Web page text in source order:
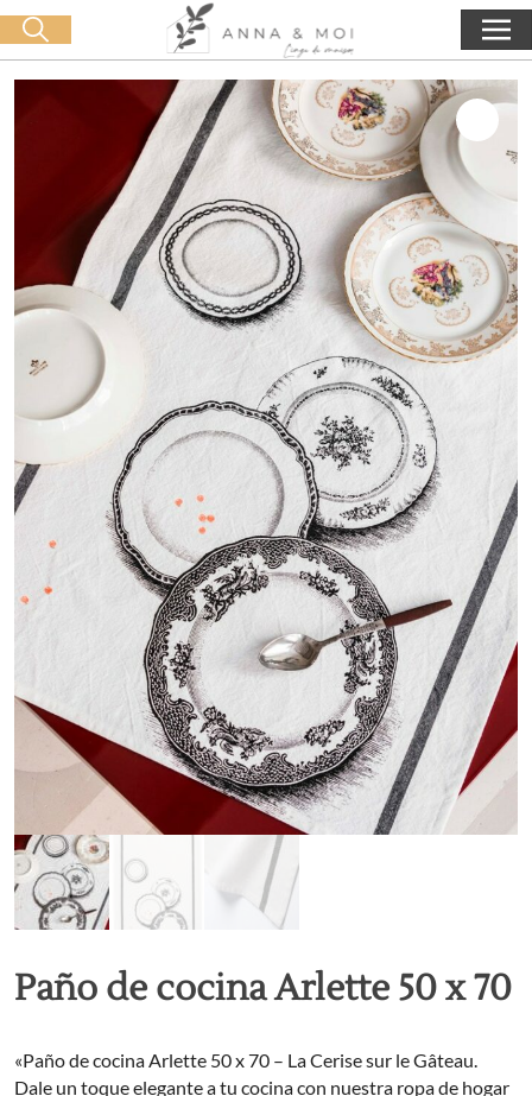
Oferta de entrega a partir de 60€ de compra 0,00€
Iniciar búsqueda
Paño de cocina Arlette 50 x 70
«Paño de cocina Arlette 50 x 70 – La Cerise sur le Gâteau.
Dale un toque elegante a tu cocina con nuestra ropa de hogar